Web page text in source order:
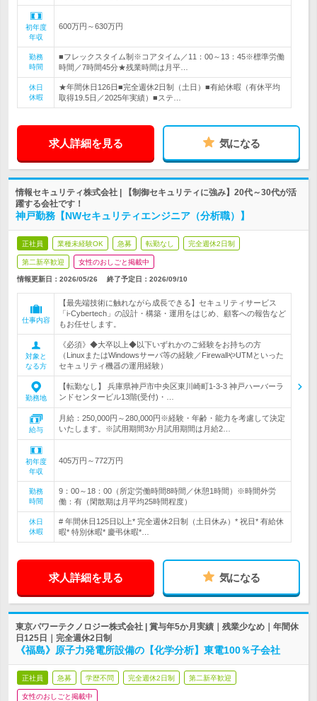
初年度
年収
600万円～630万円
勤務
時間
■フレックスタイム制※コアタイム／11：00～13：45※標準労働
時間／7時間45分★残業時間は月平…
休日
休暇
★年間休日126日■完全週休2日制（土日）■有給休暇（有休平均
取得19.5日／2025年実績）■ステ…
求人詳細を見る 気になる
情報セキュリティ株式会社 | 【制御セキュリティに強み】20代～30代が活
躍する会社です！
神戸勤務【NWセキュリティエンジニア（分析職）】
正社員 業種未経験OK 急募 転勤なし 完全週休2日制
第二新卒歓迎 女性のおしごと掲載中
情報更新日：2026/05/26 終了予定日： 2026/09/10
仕事内容
【最先端技術に触れながら成長できる】セキュリティサービス
「i-Cybertech」の設計・構築・運用をはじめ、顧客への報告など
もお任せします。
対象と
なる方
《必須》◆大卒以上◆以下いずれかのご経験をお持ちの方
（LinuxまたはWindowsサーバ等の経験／FirewallやUTMといった
セキュリティ機器の運用経験）
勤務地
【転勤なし】 兵庫県神戸市中央区東川崎町1-3-3 神戸ハーバーラ
ンドセンタービル13階(受付)・…
給与
月給：250,000円～280,000円※経験・年齢・能力を考慮して決定
いたします。※試用期間3か月試用期間は月給2…
初年度
年収
405万円～772万円
勤務
時間
9：00～18：00（所定労働時間8時間／休憩1時間）※時間外労
働：有（閑散期は月平均25時間程度）
休日
休暇
# 年間休日125日以上* 完全週休2日制（土日休み）* 祝日* 有給休
暇* 特別休暇* 慶弔休暇*…
求人詳細を見る 気になる
東京パワーテクノロジー株式会社 | 賞与年5か月実績｜残業少なめ｜年間休
日125日｜完全週休2日制
《福島》原子力発電所設備の【化学分析】東電100％子会社
正社員 急募 学歴不問 完全週休2日制 第二新卒歓迎
女性のおしごと掲載中